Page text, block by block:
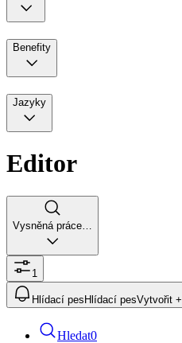
Benefity
Jazyky
Editor
Vysněná práce…
1
Hlídací pesHlídací pesVytvořit +
Hledat0